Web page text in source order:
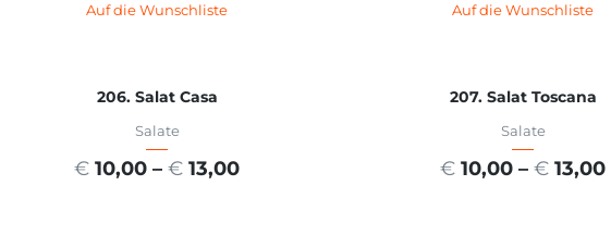
Auf die Wunschliste
206. Salat Casa
Salate
€ 10,00 – € 13,00
Auf die Wunschliste
207. Salat Toscana
Salate
€ 10,00 – € 13,00